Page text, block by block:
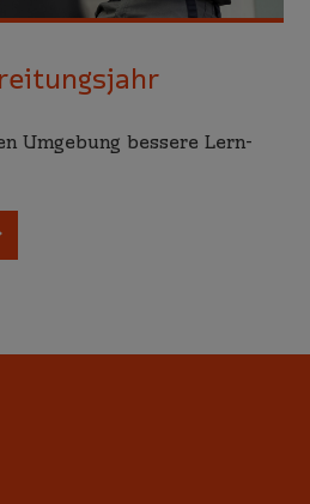
Umgebung bessere Lern­